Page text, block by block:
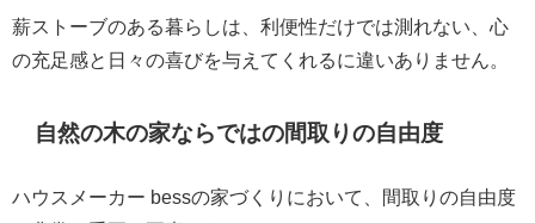
薪ストーブのある暮らしは、利便性だけでは測れない、心
の充足感と日々の喜びを与えてくれるに違いありません。
自然の木の家ならではの間取りの自由度
ハウスメーカー bessの家づくりにおいて、間取りの自由度